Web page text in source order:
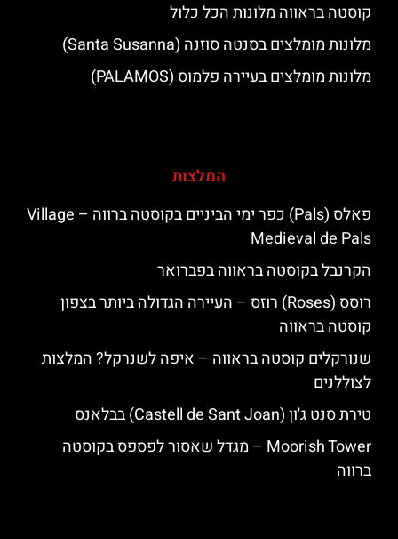
קוסטה בראווה מלונות הכל כלול
מלונות מומלצים בסנטה סוזנה (Santa Susanna)
מלונות מומלצים בעיירה פלמוס (PALAMOS)
המלצות
פאלס (Pals) כפר ימי הביניים בקוסטה ברווה – ‪‪Village
Medieval de Pals‬‬
הקרנבל בקוסטה בראווה בפברואר
רוסֵס (Roses) רוזס – העיירה הגדולה ביותר בצפון
קוסטה בראווה
שנורקלים קוסטה בראווה – איפה לשנרקל? המלצות
לצוללנים
טירת סנט ג'ון (Castell de Sant Joan) בבלאנס
‪‪Moorish Tower‬‬ – מגדל שאסור לפספס בקוסטה
ברווה